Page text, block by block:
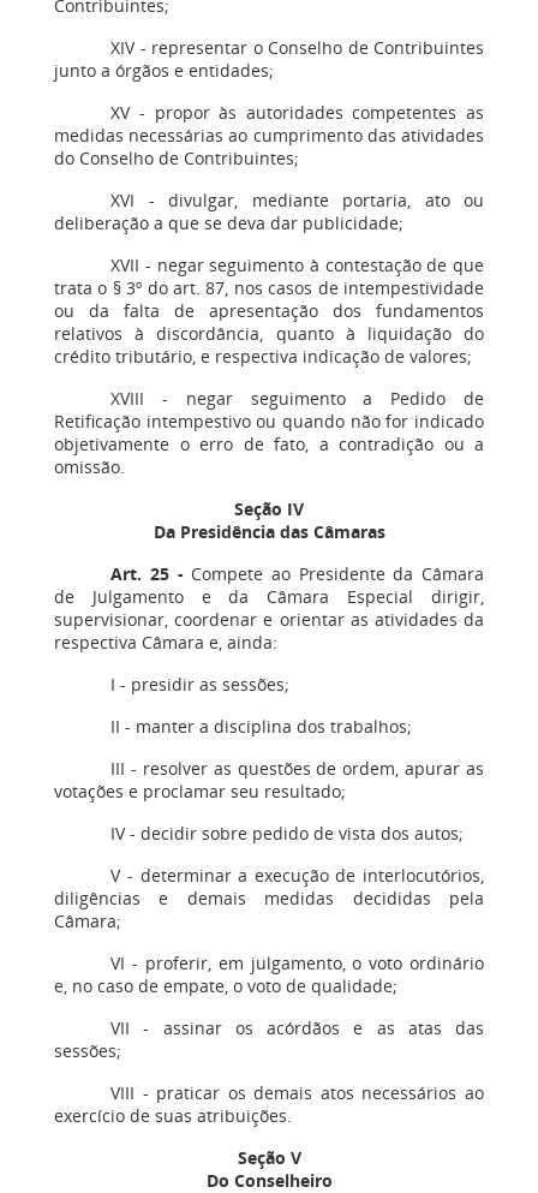
Contribuintes;
XIV - representar o Conselho de Contribuintes
junto a órgãos e entidades;
XV - propor às autoridades competentes as
medidas necessárias ao cumprimento das atividades
do Conselho de Contribuintes;
XVI - divulgar, mediante portaria, ato ou
deliberação a que se deva dar publicidade;
XVII - negar seguimento à contestação de que
trata o § 3º do art. 87, nos casos de intempestividade
ou da falta de apresentação dos fundamentos
relativos à discordância, quanto à liquidação do
crédito tributário, e respectiva indicação de valores;
XVIII - negar seguimento a Pedido de
Retificação intempestivo ou quando não for indicado
objetivamente o erro de fato, a contradição ou a
omissão.
Seção IV
Da Presidência das Câmaras
Art. 25 - Compete ao Presidente da Câmara
de Julgamento e da Câmara Especial dirigir,
supervisionar, coordenar e orientar as atividades da
respectiva Câmara e, ainda:
I - presidir as sessões;
II - manter a disciplina dos trabalhos;
III - resolver as questões de ordem, apurar as
votações e proclamar seu resultado;
IV - decidir sobre pedido de vista dos autos;
V - determinar a execução de interlocutórios,
diligências e demais medidas decididas pela
Câmara;
VI - proferir, em julgamento, o voto ordinário
e, no caso de empate, o voto de qualidade;
VII - assinar os acórdãos e as atas das
sessões;
VIII - praticar os demais atos necessários ao
exercício de suas atribuições.
Seção V
Do Conselheiro